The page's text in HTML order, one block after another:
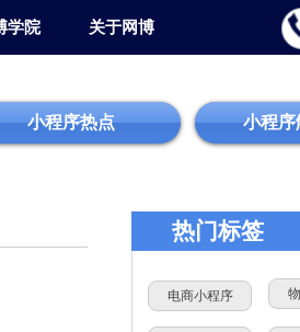
学院 关于网博
小程序热点 小程序
电商小程序
热门标签